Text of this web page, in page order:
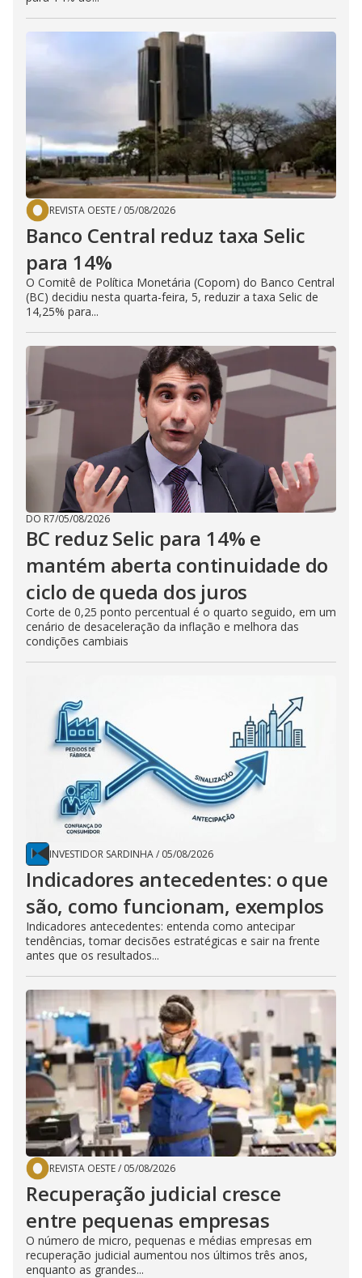
REVISTA OESTE/ 05/08/2026
Banco Central reduz taxa Selic
para 14%
O Comitê de Política Monetária (Copom) do Banco Central
(BC) decidiu nesta quarta-feira, 5, reduzir a taxa Selic de
14,25% para...
DO R7/05/08/2026
BC reduz Selic para 14% e
mantém aberta continuidade do
ciclo de queda dos juros
Corte de 0,25 ponto percentual é o quarto seguido, em um
cenário de desaceleração da inflação e melhora das
condições cambiais
INVESTIDOR SARDINHA/ 05/08/2026
Indicadores antecedentes: o que
são, como funcionam, exemplos
Indicadores antecedentes: entenda como antecipar
tendências, tomar decisões estratégicas e sair na frente
antes que os resultados...
REVISTA OESTE/ 05/08/2026
Recuperação judicial cresce
entre pequenas empresas
O número de micro, pequenas e médias empresas em
recuperação judicial aumentou nos últimos três anos,
enquanto as grandes...